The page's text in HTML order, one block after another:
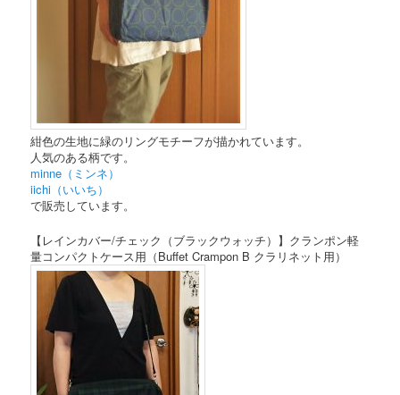
紺色の生地に緑のリングモチーフが描かれています。
人気のある柄です。
minne（ミンネ）
iichi（いいち）
で販売しています。
【レインカバー/チェック（ブラックウォッチ）】クランポン軽
量コンパクトケース用（Buffet Crampon B クラリネット用）